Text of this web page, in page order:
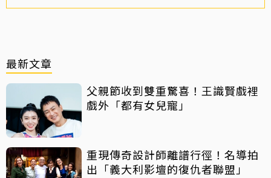
最新文章
父親節收到雙重驚喜！王識賢戲裡
戲外「都有女兒寵」
重現傳奇設計師離譜行徑！名導拍
出「義大利影壇的復仇者聯盟」